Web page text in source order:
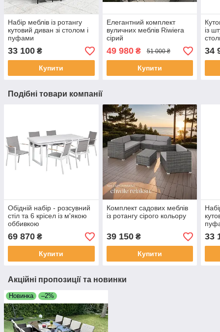
Набір меблів із ротангу
кутовий диван зі столом і
пуфами
33 100 ₴
Купити
Елегантний комплект
вуличних меблів Riwiera
сірий
49 980₴ 51 000 ₴
Купити
із
34
Подібні товари компанії
Обідній набір - розсувний
стіл та 6 крісел із м'якою
оббивкою
VALCANETTO/BUSSETO,
білий/сірий колір
69 870 ₴
Купити
Комплект садових меблів
із ротангу сірого кольору
39 150₴
Купити
33
Акційні пропозиції та новинки
Новинка –2%